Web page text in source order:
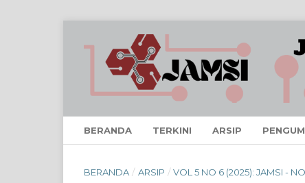
BERANDA TERKINI ARSIP
BERANDA / ARSIP / VOL 5 NO 6 (2025): JAMSI -